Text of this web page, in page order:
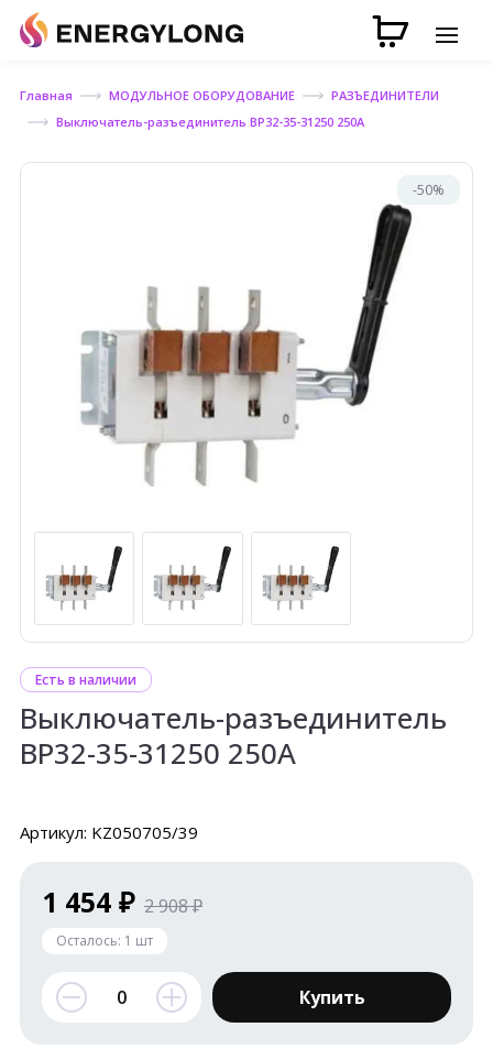
Главная МОДУЛЬНОЕ ОБОРУДОВАНИЕ
РАЗЪЕДИНИТЕЛИ
Выключатель-разъединитель ВР32-35-31250 250А
-50%
Есть в наличии
Выключатель-разъединитель
ВР32-35-31250 250А
Артикул: KZ050705/39
1 454 ₽ 2 908 ₽
Осталось: 1 шт
Купить